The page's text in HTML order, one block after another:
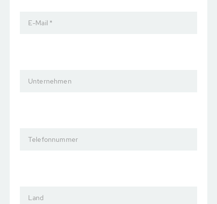
E-Mail *
Unternehmen
Telefonnummer
Land